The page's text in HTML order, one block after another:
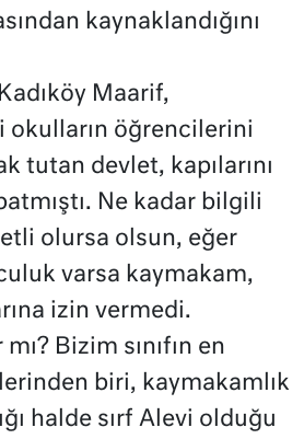
kaynaklandığını
Maarif,
okulların öğrencilerini
tutan devlet, kapılarını
Ne kadar bilgili
olursa olsun, eğer
varsa kaymakam,
izin vermedi.
Bizim sınıfın en
biri, kaymakamlık
halde sırf Alevi olduğu